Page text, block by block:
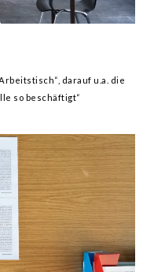
darauf u.a. die
so beschäftigt“